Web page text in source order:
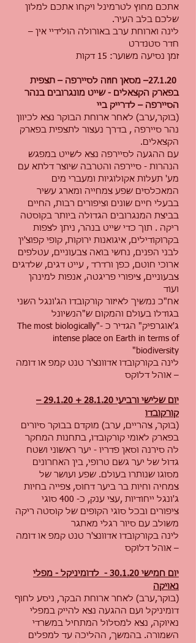
אתכם מחוץ לטרמינל ויקחו אתכם למלון
שלכם בלב העיר.
לינה וארוחת ערב באורולה הולידיי אין –
חדר סטנדרט
זמן נסיעה משוער: 15 דקות
27.1.20– מסאן חוזה לסיירפה – תצפית
בפארק הקצאלים - שייט מונגרובים בנהר
הסיירפה – לדרייק ביי
(בוקר,ערב) לאחר ארוחת הבוקר נצא לכיוון
נהר סיירפה , בדרך נעצור לתצפית בפארק
הקצאלים.
עם ההגעה לסיירפה נצא לשייט במפגש
הנהרות - סיירפה והטרבה שיוצר דלתא עם
מע' תעלות אקולוגיות ומעברי מים
המאכלסים שפע צמחייה ומארג עשיר
בבעלי חיים שונים וציפורים רבות, החיים
בביצת המנגרובים הגדולה ביותר בקוסטה
ריקה . תוך כדי שייט בנהר, ניתן לצפות
בקרוקודילים, איגואנות ירוקות, קופי קפוצ'ין
לבני הפנים, נחשי בואה צבעוניים, עטלפים
ארוכי חוטם, כפן ורדרד , עייט דגים, שלדגים
צבעוניים, ציפורי פריגטה, אנפות למינהן
ועוד
אח"כ נמשיך לאיזור קורקובדו הג'ונגל השני
בגודלו בעולם והמקום ש"הנשיונל
ג'אוגרפיק" הגדיר כ -"The most biologically
intense place on Earth in terms of
biodiversity"
לינה בקורקובדו אדוונצ'ר טנט קמפ או דומה
– אוהל דלוקס
יום שלישי ורביעי 28.1.20 + 29.1.20 –
קורקובדו
(בוקר, צהריים, ערב) מוקדם בבוקר סיורים
בפארק לאומי קורקובדו, בתחנות המחקר
לה סירנה וסאן פדריו - יער ראשוני ושטח
גדול של יער גשם טרופי, בין האחרונים
מסוגו שנותרו בעולם. שפע ועושר של
צמחיה וחיות בר ביער דחוס, צפייה בחיות
ג'ונגל ייחודיות ,עצי ענק, כ- 400 סוגי
ציפורים ובכל סוגי הקופים של קוסטה ריקה
משולב עם סיור רגלי מאתגר
לינה בקורקובדו אדוונצ'ר טנט קמפ או דומה
– אוהל דלוקס
יום חמישי 30.1.20 - לדומיניקל - מפלי
נאויקה
(בוקר,ערב) לאחר ארוחת הבקר, ניסע לחוף
דומיניקל ועם ההגעה נצא להייק במפלי
נאיוקה, נצא למסלול המתחיל במשרדי
השמורה. בהמשך, ההליכה עד למפלים